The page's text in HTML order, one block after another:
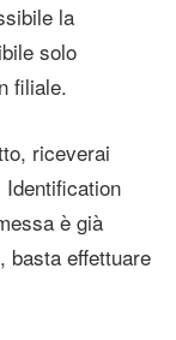
la
solo
filiale.
riceverai
è già
basta effettuare